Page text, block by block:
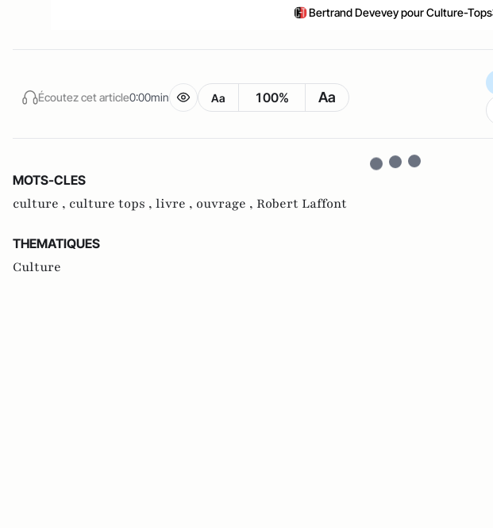
Bertrand Devevey pour Culture-Tops
Écoutez cet article0:00min Aa 100% Aa
MOTS-CLES
culture , culture tops , livre , ouvrage , Robert Laffont
THEMATIQUES
Culture